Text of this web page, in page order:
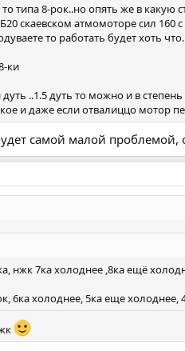
типа 8-рок..но опять же в
скаевском атмомоторе сил 160
то работать будет хоть
ки
..1.5 дуть то можно и в
и даже если отвалиццо мотор
самой малой проблемой,
нжк 7ка холоднее ,8ка ещё
6ка холоднее, 5ка еще холоднее,